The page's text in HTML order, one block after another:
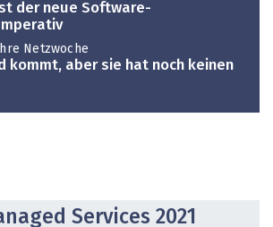
der neue Software-
Netzwoche
kommt, aber sie hat noch keinen
Services 2021